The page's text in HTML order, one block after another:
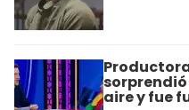
sorprendió
aire y fue